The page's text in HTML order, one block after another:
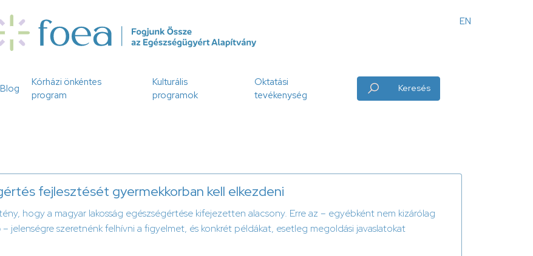
Angol
EN
Blog
Kórházi önkéntes
program
Kulturális
programok
Oktatási
tevékenység
Keresés
fejlesztését gyermekkorban kell elkezdeni
hogy a magyar lakosság egészségértése kifejezetten alacsony. Erre az – egyébként nem kizárólag
– jelenségre szeretnénk felhívni a figyelmet, és konkrét példákat, esetleg megoldási javaslatokat